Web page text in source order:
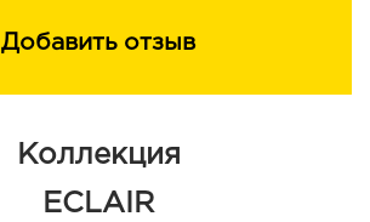
Добавить отзыв
Коллекция
ECLAIR